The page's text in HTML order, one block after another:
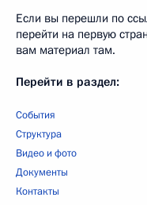
Если вы перешли по
перейти на первую
вам материал там.
Перейти в раздел:
События
Структура
Видео и фото
Документы
Контакты